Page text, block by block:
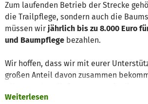
Zum laufenden Betrieb der Strecke
die Trailpflege, sondern auch die
müssen wir jährlich bis zu 8.000 Euro
und Baumpflege bezahlen.
Wir hoffen, dass wir mit eurer
großen Anteil davon zusammen
Weiterlesen